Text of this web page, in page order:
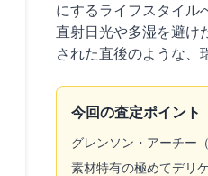
にするライフスタイル
直射日光や多湿を避け
された直後のような、
今回の査定ポイント
グレンソン・アーチー
素材特有の極めてデリ